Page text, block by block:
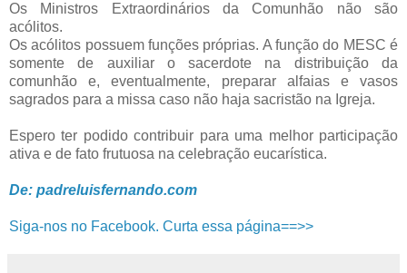
Os Ministros Extraordinários da Comunhão não são
acólitos.
Os acólitos possuem funções próprias. A função do MESC é
somente de auxiliar o sacerdote na distribuição da
comunhão e, eventualmente, preparar alfaias e vasos
sagrados para a missa caso não haja sacristão na Igreja.
Espero ter podido contribuir para uma melhor participação
ativa e de fato frutuosa na celebração eucarística.
De: padreluisfernando.com
Siga-nos no Facebook. Curta essa página==>>